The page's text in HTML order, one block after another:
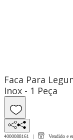
Faca Para
Inox - 1 Peça
4000088161 Vendido e